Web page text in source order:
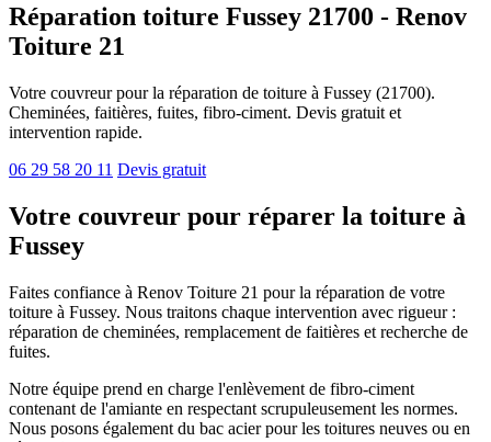
Réparation toiture Fussey 21700 - Renov
Toiture 21
Votre couvreur pour la réparation de toiture à Fussey (21700).
Cheminées, faitières, fuites, fibro-ciment. Devis gratuit et
intervention rapide.
06 29 58 20 11 Devis gratuit
Votre couvreur pour réparer la toiture à
Fussey
Faites confiance à Renov Toiture 21 pour la réparation de votre
toiture à Fussey. Nous traitons chaque intervention avec rigueur :
réparation de cheminées, remplacement de faitières et recherche de
fuites.
Notre équipe prend en charge l'enlèvement de fibro-ciment
contenant de l'amiante en respectant scrupuleusement les normes.
Nous posons également du bac acier pour les toitures neuves ou en